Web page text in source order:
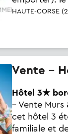
HAUTE-CORSE
Vente -
Hôtel 3★
– Vente
cet hôtel 3
familiale et